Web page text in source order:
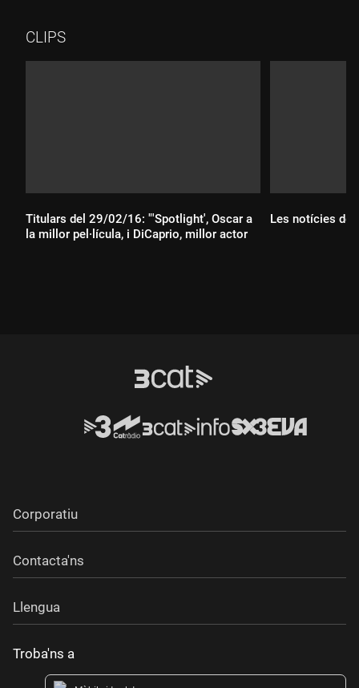
CLIPS
Titulars del 29/02/16: "'Spotlight', Oscar a
la millor pel·lícula, i DiCaprio, millor actor
Les notícies
Corporatiu
Contacta'ns
Llengua
Troba'ns a